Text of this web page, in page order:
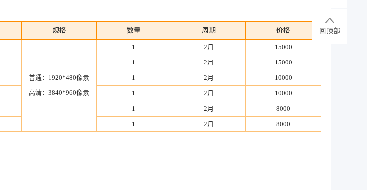
规格 数量 周期 价格
普通：1920*480像素
高清：3840*960像素
1 2月 15000
1 2月 15000
1 2月 10000
1 2月 10000
1 2月 8000
1 2月 8000
回顶部